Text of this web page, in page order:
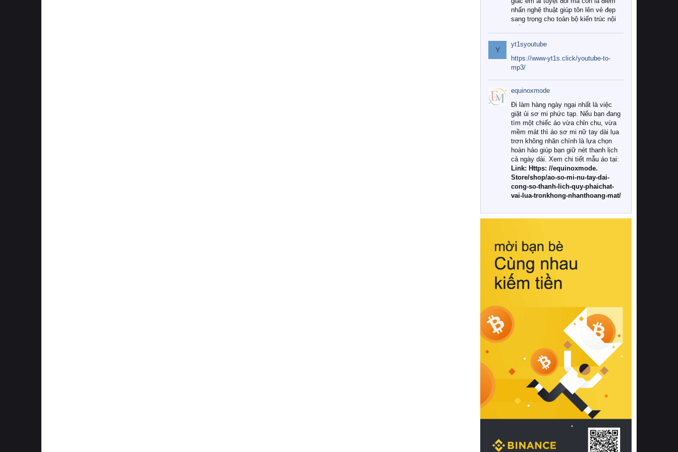
nhấn nghệ thuật giúp tôn lên vẻ đẹp
sang trọng cho toàn bộ kiến trúc nội
Tuy nhiên, giữa thị trường đa dạng
với vô vàn thương hiệu và mẫu mã
như hiện nay, làm thế nào để chọn
được những bộ chăn ga gối đệm cao
cấp thực sự chất lượng, phù hợp với
khí hậu và nhu cầu sử dụng của gia
đình? Hãy cùng chúng tôi đi tìm lời
giải đáp chi tiết qua bài viết dưới đây.
1. Tại sao các gia đình hiện đại lại ưa
chuộng chăn ga gối đệm cao cấp?
Khác với các dòng sản phẩm thông
thường, những bộ chăn ga gối đệm
cao cấp trải qua quy trình sản xuất
nghiêm ngặt từ khâu chọn lọc nguyên
liệu tự nhiên đến công nghệ dệt
nhuộm hiện đại không chứa hóa chất
này, bạn sẽ cảm nhận rõ rệt sự khác
hồi chuẩn xác của phần đệm nâng đỡ
cột sống.
Bên cạnh đó, việc lựa chọn các dòng
sản phẩm đạt chuẩn chất lượng quốc
tế còn giúp ngăn ngừa tình trạng kích
khuẩn và nấm mốc trong điều kiện
thời tiết nóng ẩm. Bạn có thể tìm hiểu
thêm các nghiên cứu khoa học về tác
động của giấc ngủ và môi trường
phòng ngủ đối với sức khỏe con
người tại Sleep Foundation (External
Link) để có cái nhìn toàn diện hơn.
2. Các tiêu chí vàng khi lựa chọn
chăn ga gối đệm cao cấp cho phòng
ngủ
Để sở hữu một bộ chăn ga gối đệm
cao cấp hoàn hảo cả về thẩm mỹ lẫn
công năng, người tiêu dùng cần cân
nhắc kỹ lưỡng các tiêu chí quan trọng
Y
yt1syoutube
https://www-yt1s.click/youtube-to-
mp3/
equinoxmode
Đi làm hàng ngày ngại nhất là việc
giặt ủi sơ mi phức tạp. Nếu bạn đang
tìm một chiếc áo vừa chỉn chu, vừa
mềm mát thì áo sơ mi nữ tay dài lụa
trơn không nhăn chính là lựa chọn
hoàn hảo giúp bạn giữ nét thanh lịch
cả ngày dài. Xem chi tiết mẫu áo tại:
Link: Https: //equinoxmode.
Store/shop/ao-so-mi-nu-tay-dai-
cong-so-thanh-lich-quy-phaichat-
vai-lua-tronkhong-nhanthoang-mat/